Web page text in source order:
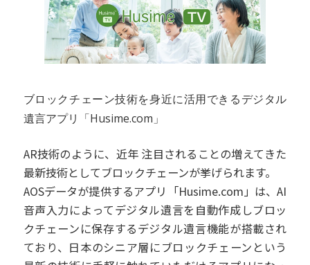
ブロックチェーン技術を身近に活用できるデジタル
遺言アプリ「Husime.com」
AR技術のように、近年 注目されることの増えてきた
最新技術としてブロックチェーンが挙げられます。
AOSデータが提供するアプリ「Husime.com」は、AI
音声入力によってデジタル遺言を自動作成しブロッ
クチェーンに保存するデジタル遺言機能が搭載され
ており、日本のシニア層にブロックチェーンという